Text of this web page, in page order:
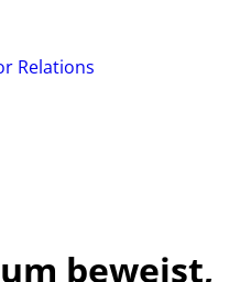
Relations
beweist,